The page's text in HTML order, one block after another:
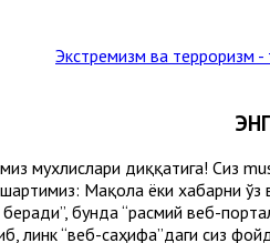
Экстремизм ва терроризм
мухлислари диққатига! Сиз
Мақола ёки хабарни
бунда “расмий веб-
линк “веб-саҳифа”даги сиз